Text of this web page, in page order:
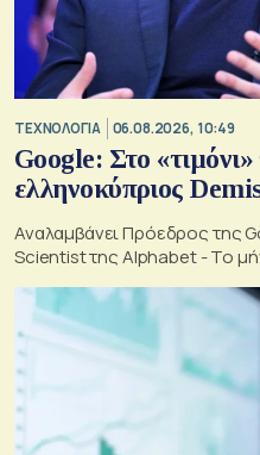
ΤΕΧΝΟΛΟΓΙΑ 06.08.2026, 10:49
Google: Στο
ελληνοκύπριος
Αναλαμβάνει Πρόεδρος της
Scientist της Alphabet - Το